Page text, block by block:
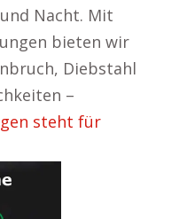
Nacht. Mit
bieten wir
Diebstahl
–
steht für